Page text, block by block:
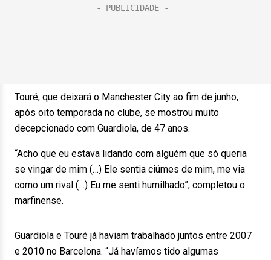
Touré, que deixará o Manchester City ao fim de junho,
após oito temporada no clube, se mostrou muito
decepcionado com Guardiola, de 47 anos.
“Acho que eu estava lidando com alguém que só queria
se vingar de mim (…) Ele sentia ciúmes de mim, me via
como um rival (…) Eu me senti humilhado”, completou o
marfinense.
Guardiola e Touré já haviam trabalhado juntos entre 2007
e 2010 no Barcelona. “Já havíamos tido algumas